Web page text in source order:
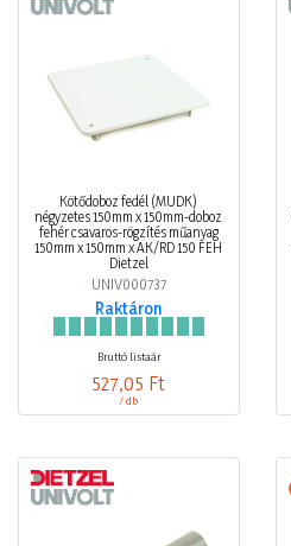
Kötődoboz fedél (MÜDK)
négyzetes 150mm x 150mm-doboz
fehér csavaros-rögzítés műanyag
150mm x 150mm x AK/RD 150 FEH
Dietzel
UNIV000737
Raktáron
Bruttó listaár
527,05 Ft
/ db